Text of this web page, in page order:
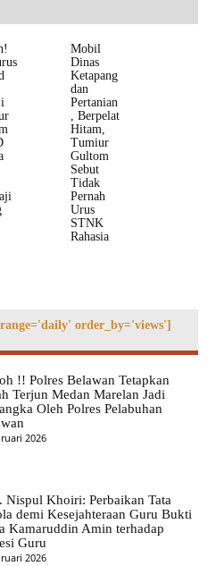
Mobil
Dinas
Ketapang
dan
Pertanian
, Berpelat
Hitam,
Tumiur
Gultom
Sebut
Tidak
Pernah
Urus
STNK
Rahasia
order_by='views']
!! Polres Belawan Tetapkan
Terjun Medan Marelan Jadi
Oleh Polres Pelabuhan
2026
Nispul Khoiri: Perbaikan Tata
demi Kesejahteraan Guru Bukti
Kamaruddin Amin terhadap
Guru
2026